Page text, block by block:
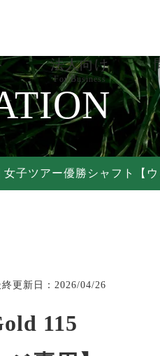
法人向け
For Business
売上改善サポート
PR依頼
PR実績
子ツアー優勝シャフト【ウ
更新日 ：2026/04/26
115